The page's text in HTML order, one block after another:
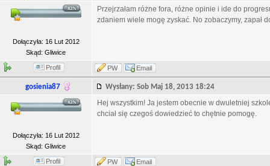
Dołączyła: 16 Lut 2012
Skąd: Gliwice
Przejrzałam różne fora, różne opinie i ide do
zdaniem wiele mogę zyskać. No zobaczymy, zapał
Profil PW Email
gosienia87 Wysłany: Sob Maj 18, 2013 18:24
Dołączyła: 16 Lut 2012
Skąd: Gliwice
Hej wszystkim! Ja jestem obecnie w dwuletniej
chciał się czegoś dowiedzieć to chętnie pomogę.
Profil PW Email